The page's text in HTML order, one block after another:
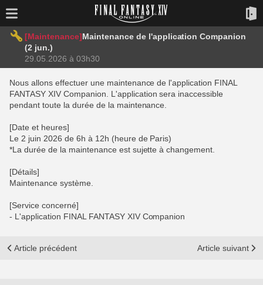
[Maintenance]Maintenance de l'application Companion
(2 jun.)
29.05.2026 à 03h30
Nous allons effectuer une maintenance de l'application FINAL
FANTASY XIV Companion. L'application sera inaccessible
pendant toute la durée de la maintenance.
[Date et heures]
Le 2 juin 2026 de 6h à 12h (heure de Paris)
*La durée de la maintenance est sujette à changement.
[Détails]
Maintenance système.
[Service concerné]
- L'application FINAL FANTASY XIV Companion
Article précédent Article suivant